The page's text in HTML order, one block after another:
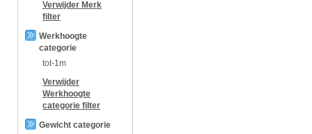
Verwijder Merk
filter
Werkhoogte
categorie
tot-1m
Verwijder
Werkhoogte
categorie filter
Gewicht categorie